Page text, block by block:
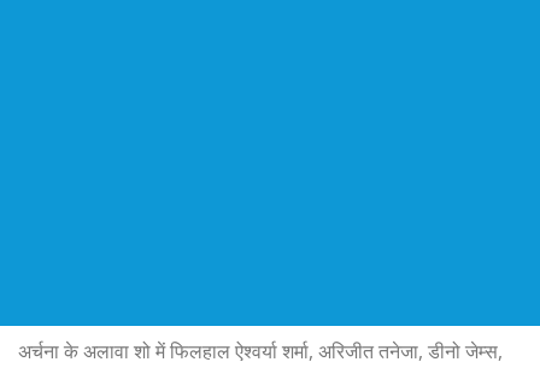
अर्चना के अलावा शो में फिलहाल ऐश्वर्या शर्मा, अरिजीत तनेजा, डीनो जेम्स,